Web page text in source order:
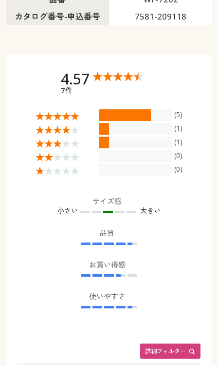
カタログ番号-申込番号
7581-209118
4.57
7件
(5)
(1)
(1)
(0)
(0)
サイズ感
小さい 大きい
品質
お買い得感
使いやすさ
詳細フィルター